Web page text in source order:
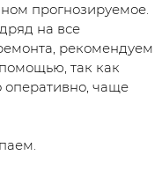
прогнозируемое.
на все
рекомендуем
так как
оперативно, чаще